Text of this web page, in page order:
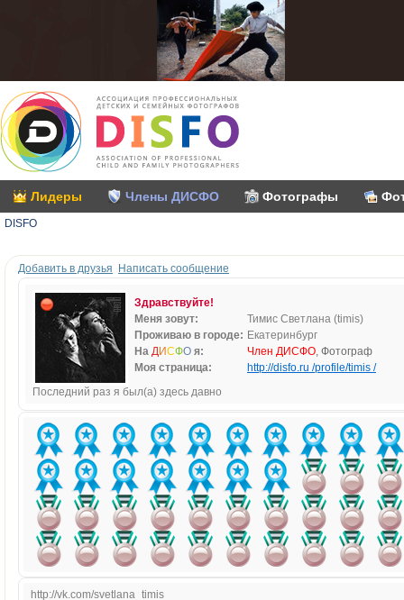
Лидеры Члены ДИСФО Фотографы
DISFO
Добавить в друзья Написать сообщение
Здравствуйте!
Меня зовут:
Тимис Светлана (timis)
Проживаю в городе: Екатеринбург
На ДИСФО я: Член ДИСФО, Фотограф
Моя страница:
http://disfo.ru /profile/timis /
Последний раз я был(а) здесь давно
http://vk.com/svetlana_timis